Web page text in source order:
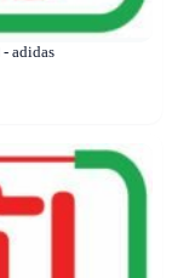
รองเท้าผ้าใบ - adidas